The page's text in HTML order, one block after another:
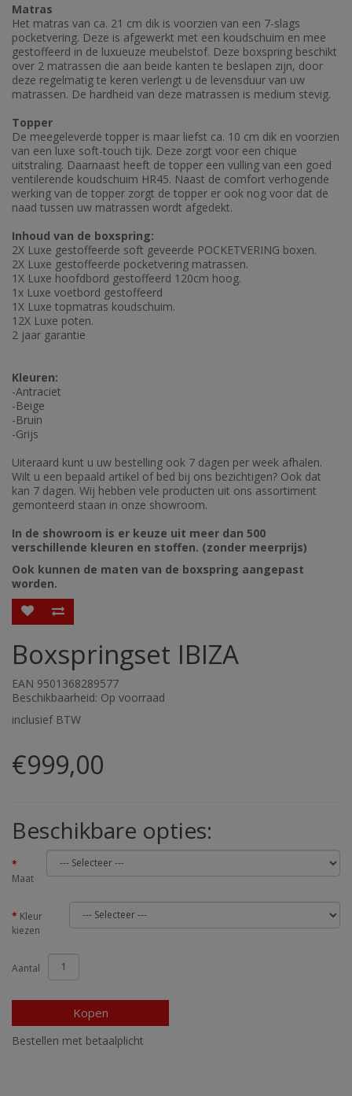
Matras
Het matras van ca. 21 cm dik is voorzien van een 7-slags
pocketvering. Deze is afgewerkt met een koudschuim en mee
gestoffeerd in de luxueuze meubelstof. Deze boxspring beschikt
over 2 matrassen die aan beide kanten te beslapen zijn, door
deze regelmatig te keren verlengt u de levensduur van uw
matrassen. De hardheid van deze matrassen is medium stevig.
Topper
De meegeleverde topper is maar liefst ca. 10 cm dik en voorzien
van een luxe soft-touch tijk. Deze zorgt voor een chique
uitstraling. Daarnaast heeft de topper een vulling van een goed
ventilerende koudschuim HR45. Naast de comfort verhogende
werking van de topper zorgt de topper er ook nog voor dat de
naad tussen uw matrassen wordt afgedekt.
Inhoud van de boxspring:
2X Luxe gestoffeerde soft geveerde POCKETVERING boxen.
2X Luxe gestoffeerde pocketvering matrassen.
1X Luxe hoofdbord gestoffeerd 120cm hoog.
1x Luxe voetbord gestoffeerd
1X Luxe topmatras koudschuim.
12X Luxe poten.
2 jaar garantie
Kleuren:
-Antraciet
-Beige
-Bruin
-Grijs
Uiteraard kunt u uw bestelling ook 7 dagen per week afhalen.
Wilt u een bepaald artikel of bed bij ons bezichtigen? Ook dat
kan 7 dagen. Wij hebben vele producten uit ons assortiment
gemonteerd staan in onze showroom.
In de showroom is er keuze uit meer dan 500
verschillende kleuren en stoffen. (zonder meerprijs)
Ook kunnen de maten van de boxspring aangepast
worden.
Boxspringset IBIZA
EAN 9501368289577
Beschikbaarheid: Op voorraad
inclusief BTW
€999,00
Beschikbare opties:
Maat
Kleur
kiezen
Aantal
Kopen
Bestellen met betaalplicht